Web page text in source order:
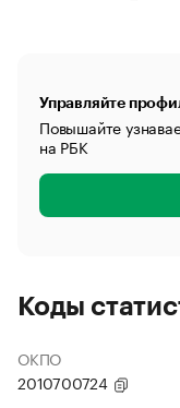
Управляйте
Повышайте
на РБК
Коды
ОКПО
2010700724